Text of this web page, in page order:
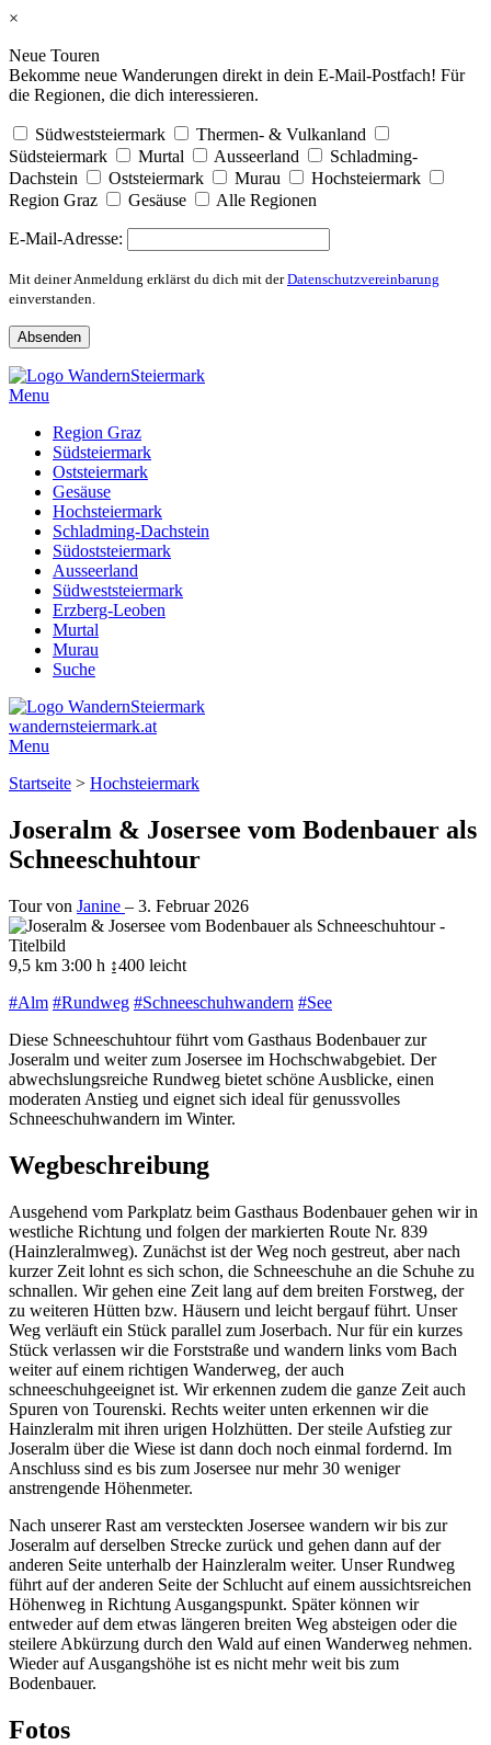
×
Neue Touren
Bekomme neue Wanderungen direkt in dein E-Mail-Postfach! Für
die Regionen, die dich interessieren.
Südweststeiermark
Thermen- & Vulkanland
Südsteiermark
Murtal Ausseerland
Schladming-
Dachstein
Oststeiermark Murau
Hochsteiermark
Region Graz
Gesäuse Alle Regionen
E-Mail-Adresse:
Mit deiner Anmeldung erklärst du dich mit derDatenschutzvereinbarung
einverstanden.
Skip
to
Menu
Region Graz
Südsteiermark
Oststeiermark
Gesäuse
Hochsteiermark
Schladming-Dachstein
Südoststeiermark
Ausseerland
Südweststeiermark
Erzberg-Leoben
Murtal
Murau
Suche
wandernsteiermark.at
Menu
Startseite > Hochsteiermark
Joseralm & Josersee vom Bodenbauer als
Schneeschuhtour
Tour von Janine – 3. Februar 2026
9,5 km 3:00 h ↨400 leicht
#Alm #Rundweg #Schneeschuhwandern #See
Diese Schneeschuhtour führt vom Gasthaus Bodenbauer zur
Joseralm und weiter zum Josersee im Hochschwabgebiet. Der
abwechslungsreiche Rundweg bietet schöne Ausblicke, einen
moderaten Anstieg und eignet sich ideal für genussvolles
Schneeschuhwandern im Winter.
Wegbeschreibung
Ausgehend vom Parkplatz beim Gasthaus Bodenbauer gehen wir in
westliche Richtung und folgen der markierten Route Nr. 839
(Hainzleralmweg). Zunächst ist der Weg noch gestreut, aber nach
kurzer Zeit lohnt es sich schon, die Schneeschuhe an die Schuhe zu
schnallen. Wir gehen eine Zeit lang auf dem breiten Forstweg, der
zu weiteren Hütten bzw. Häusern und leicht bergauf führt. Unser
Weg verläuft ein Stück parallel zum Joserbach. Nur für ein kurzes
Stück verlassen wir die Forststraße und wandern links vom Bach
weiter auf einem richtigen Wanderweg, der auch
schneeschuhgeeignet ist. Wir erkennen zudem die ganze Zeit auch
Spuren von Tourenski. Rechts weiter unten erkennen wir die
Hainzleralm mit ihren urigen Holzhütten. Der steile Aufstieg zur
Joseralm über die Wiese ist dann doch noch einmal fordernd. Im
Anschluss sind es bis zum Josersee nur mehr 30 weniger
anstrengende Höhenmeter.
Nach unserer Rast am versteckten Josersee wandern wir bis zur
Joseralm auf derselben Strecke zurück und gehen dann auf der
anderen Seite unterhalb der Hainzleralm weiter. Unser Rundweg
führt auf der anderen Seite der Schlucht auf einem aussichtsreichen
Höhenweg in Richtung Ausgangspunkt. Später können wir
entweder auf dem etwas längeren breiten Weg absteigen oder die
steilere Abkürzung durch den Wald auf einen Wanderweg nehmen.
Wieder auf Ausgangshöhe ist es nicht mehr weit bis zum
Bodenbauer.
Fotos